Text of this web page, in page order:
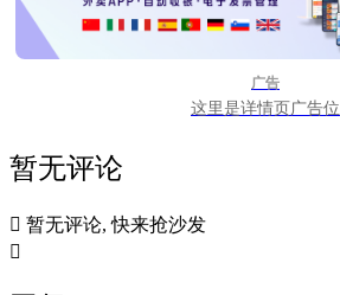
广告
这里是详情页广告位
暂无评论
 暂无评论, 快来抢沙发
